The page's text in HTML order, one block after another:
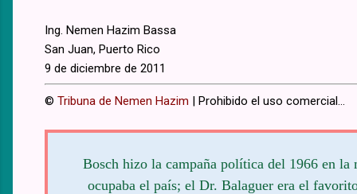
Ing. Nemen Hazim Bassa
San Juan, Puerto Rico
9 de diciembre de 2011
© Tribuna de Nemen Hazim | Prohibido el uso comercial...
Bosch hizo la campaña política del 1966 en
ocupaba el país; el Dr. Balaguer era el